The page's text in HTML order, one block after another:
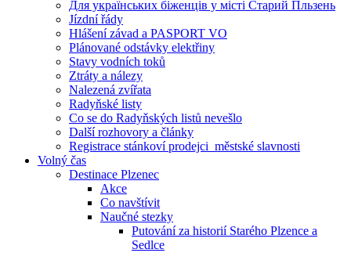
Для українських біженців у місті Старий Пльзень
Jízdní řády
Hlášení závad a PASPORT VO
Plánované odstávky elektřiny
Stavy vodních toků
Ztráty a nálezy
Nalezená zvířata
Radyňské listy
Co se do Radyňských listů nevešlo
Další rozhovory a články
Registrace stánkoví prodejci_městské slavnosti
Volný čas
Destinace Plzenec
Akce
Co navštívit
Naučné stezky
Putování za historií Starého Plzence a
Sedlce